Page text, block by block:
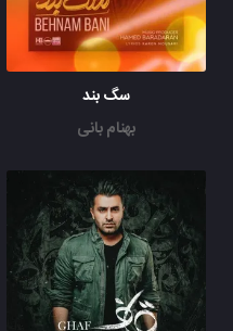
سگ بند
بهنام بانی